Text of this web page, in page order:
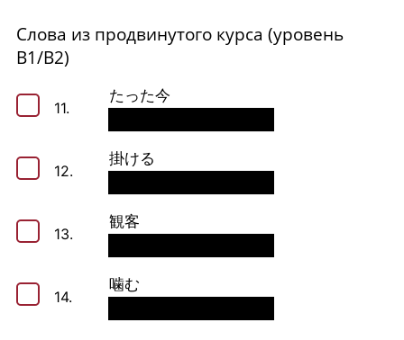
Слова из продвинутого курса (уровень
В1/В2)
11.
たった今
12.
掛ける
13.
観客
14.
噛む